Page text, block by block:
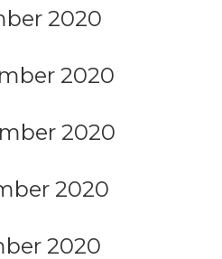
2020
2020
2020
2020
2020